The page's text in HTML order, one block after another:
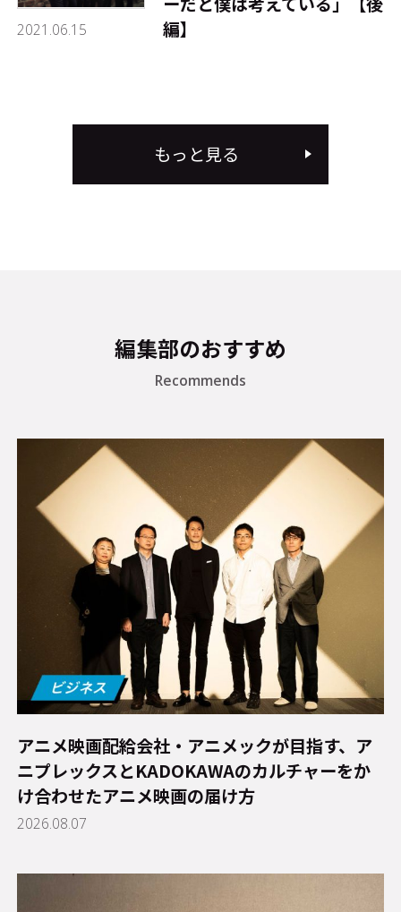
2021.06.15
編】
もっと見る
編集部のおすすめ
Recommends
アニメ映画配給会社・アニメックが目指す、ア
ニプレックスとKADOKAWAのカルチャーをか
け合わせたアニメ映画の届け方
2026.08.07